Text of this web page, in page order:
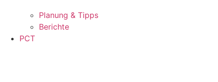
Planung & Tipps
Berichte
PCT